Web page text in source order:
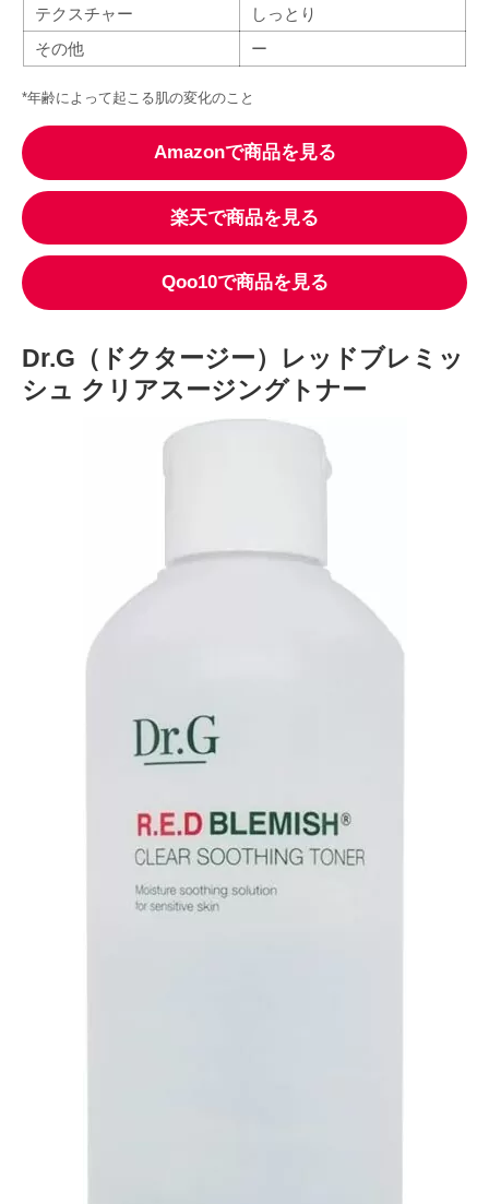
テクスチャー
しっとり
その他
ー
*年齢によって起こる肌の変化のこと
Amazonで商品を見る
楽天で商品を見る
Qoo10で商品を見る
Dr.G（ドクタージー）レッドブレミッ
シュ クリアスージングトナー